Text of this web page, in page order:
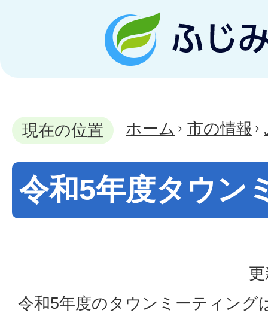
現在の位置 ホーム 市の情報
令和5年度タウン
令和5年度のタウンミーティング